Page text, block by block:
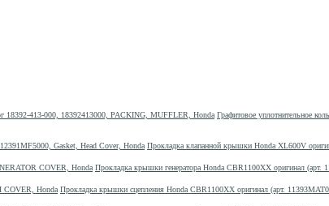
Графитовое уплотнительное
Прокладка клапанной крышки Honda XL600V
Прокладка крышки генератора Honda CBR1100XX оригинал
Прокладка крышки сцепления Honda CBR1100XX оригинал (арт.